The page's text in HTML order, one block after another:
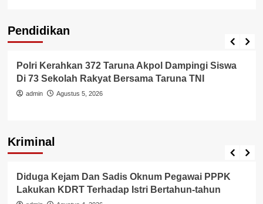
Pendidikan
Pendidikan
Polri Kerahkan 372 Taruna Akpol Dampingi Siswa
Di 73 Sekolah Rakyat Bersama Taruna TNI
admin Agustus 5, 2026
Kriminal
Berita Polisi
Diduga Kejam Dan Sadis Oknum Pegawai PPPK
Lakukan KDRT Terhadap Istri Bertahun-tahun